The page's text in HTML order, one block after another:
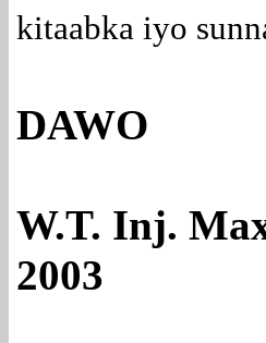
kitaabka iyo
DAWO
W.T. Inj.
2003